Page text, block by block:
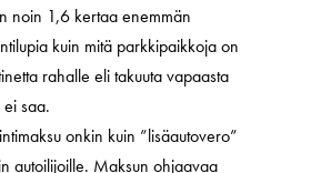
noin 1,6 kertaa enemmän
kuin mitä parkkipaikkoja on
rahalle eli takuuta vapaasta
saa.
onkin kuin ”lisäautovero”
autoilijoille. Maksun ohjaavaa